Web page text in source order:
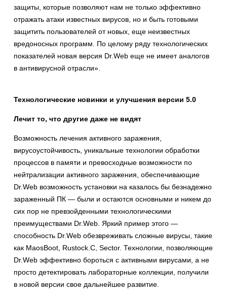
защиты, которые позволяют нам не только эффективно
отражать атаки известных вирусов, но и быть готовыми
защитить пользователей от новых, еще неизвестных
вредоносных программ. По целому ряду технологических
показателей новая версия Dr.Web еще не имеет аналогов
в антивирусной отрасли».
Технологические новинки и улучшения версии 5.0
Лечит то, что другие даже не видят
Возможность лечения активного заражения,
вирусоустойчивость, уникальные технологии обработки
процессов в памяти и превосходные возможности по
нейтрализации активного заражения, обеспечивающие
Dr.Web возможность установки на казалось бы безнадежно
зараженный ПК — были и остаются основными и никем до
сих пор не превзойденными технологическими
преимуществами Dr.Web. Яркий пример этого —
способность Dr.Web обезвреживать сложные вирусы, такие
как MaosBoot, Rustock.C, Sector. Технологии, позволяющие
Dr.Web эффективно бороться с активными вирусами, а не
просто детектировать лабораторные коллекции, получили
в новой версии свое дальнейшее развитие.